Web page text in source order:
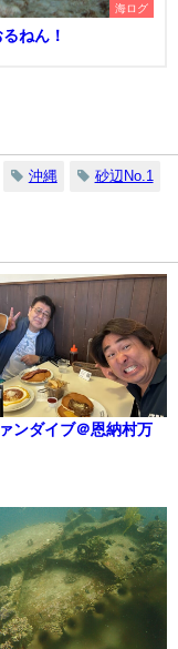
海ログ
ねん！
沖縄 砂辺No.1
ンダイブ＠恩納村万